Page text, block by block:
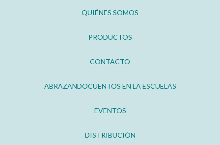
QUIÉNES SOMOS
PRODUCTOS
CONTACTO
ABRAZANDOCUENTOS EN LA ESCUELAS
EVENTOS
DISTRIBUCIÓN